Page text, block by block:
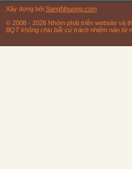
Xây dựng bởi SangNhuong.com
© 2008 - 2026 Nhóm phát triển website và
BQT không chịu bất cứ trách nhiệm nào từ